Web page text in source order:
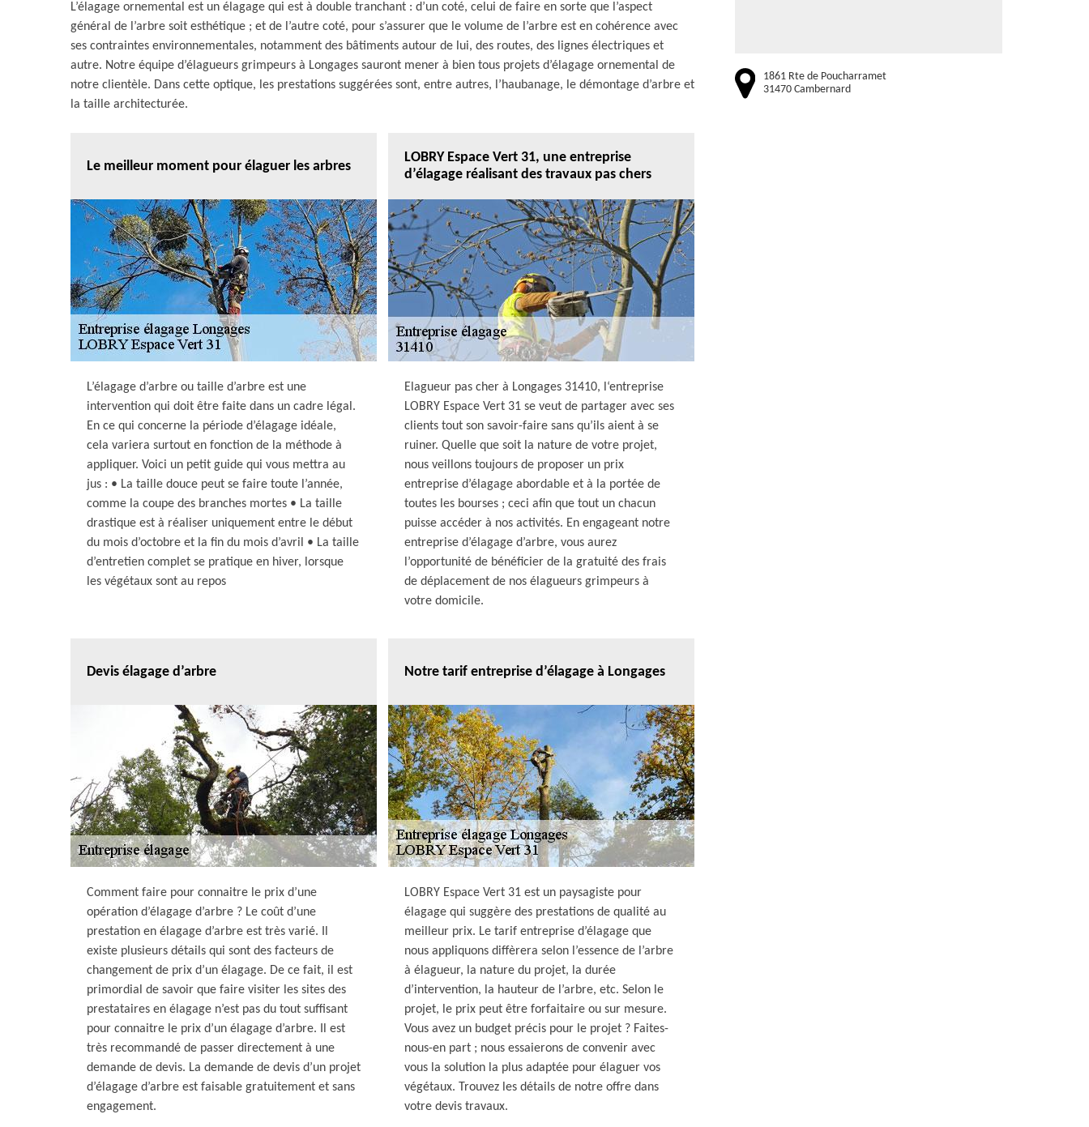
L’élagage ornemental est un élagage qui est à double tranchant : d’un coté, celui de faire en sorte que l’aspect
général de l’arbre soit esthétique ; et de l’autre coté, pour s’assurer que le volume de l’arbre est en cohérence avec
ses contraintes environnementales, notamment des bâtiments autour de lui, des routes, des lignes électriques et
autre. Notre équipe d’élagueurs grimpeurs à Longages sauront mener à bien tous projets d’élagage ornemental de
notre clientèle. Dans cette optique, les prestations suggérées sont, entre autres, l’haubanage, le démontage d’arbre et
la taille architecturée.
Le meilleur moment pour élaguer les arbres
L’élagage d’arbre ou taille d’arbre est une
intervention qui doit être faite dans un cadre légal.
En ce qui concerne la période d’élagage idéale,
cela variera surtout en fonction de la méthode à
appliquer. Voici un petit guide qui vous mettra au
jus : • La taille douce peut se faire toute l’année,
comme la coupe des branches mortes • La taille
drastique est à réaliser uniquement entre le début
du mois d’octobre et la fin du mois d’avril • La taille
d’entretien complet se pratique en hiver, lorsque
les végétaux sont au repos
LOBRY Espace Vert 31, une entreprise
d’élagage réalisant des travaux pas chers
Elagueur pas cher à Longages 31410, l‘entreprise
LOBRY Espace Vert 31 se veut de partager avec ses
clients tout son savoir-faire sans qu’ils aient à se
ruiner. Quelle que soit la nature de votre projet,
nous veillons toujours de proposer un prix
entreprise d’élagage abordable et à la portée de
toutes les bourses ; ceci afin que tout un chacun
puisse accéder à nos activités. En engageant notre
entreprise d’élagage d’arbre, vous aurez
l’opportunité de bénéficier de la gratuité des frais
de déplacement de nos élagueurs grimpeurs à
votre domicile.
Devis élagage d’arbre
Comment faire pour connaitre le prix d’une
opération d’élagage d’arbre ? Le coût d’une
prestation en élagage d’arbre est très varié. Il
existe plusieurs détails qui sont des facteurs de
changement de prix d’un élagage. De ce fait, il est
primordial de savoir que faire visiter les sites des
prestataires en élagage n’est pas du tout suffisant
pour connaitre le prix d’un élagage d’arbre. Il est
très recommandé de passer directement à une
demande de devis. La demande de devis d’un projet
d’élagage d’arbre est faisable gratuitement et sans
engagement.
Notre tarif entreprise d’élagage à Longages
LOBRY Espace Vert 31 est un paysagiste pour
élagage qui suggère des prestations de qualité au
meilleur prix. Le tarif entreprise d’élagage que
nous appliquons diffèrera selon l’essence de l’arbre
à élagueur, la nature du projet, la durée
d’intervention, la hauteur de l’arbre, etc. Selon le
projet, le prix peut être forfaitaire ou sur mesure.
Vous avez un budget précis pour le projet ? Faites-
nous-en part ; nous essaierons de convenir avec
vous la solution la plus adaptée pour élaguer vos
végétaux. Trouvez les détails de notre offre dans
votre devis travaux.
1861 Rte de Poucharramet
31470 Cambernard